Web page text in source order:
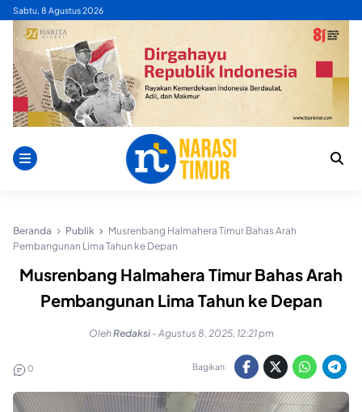
Skip
content
Sabtu, 8 Agustus 2026
Beranda Publik
Musrenbang Halmahera Timur Bahas Arah
Pembangunan Lima Tahun ke Depan
Musrenbang Halmahera Timur Bahas Arah
Pembangunan Lima Tahun ke Depan
OlehRedaksi - Agustus 8, 2025, 12:21 pm
0 Bagikan: